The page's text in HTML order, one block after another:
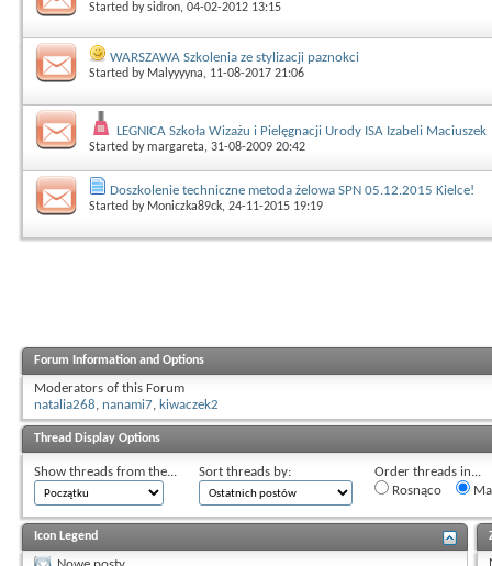
Started bysidron, 04-02-2012 13:15
WARSZAWA Szkolenia ze stylizacji paznokci
Started by Malyyyyna, 11-08-2017 21:06
LEGNICA Szkoła Wizażu i Pielęgnacji Urody ISA Izabeli Maciuszek
Started bymargareta, 31-08-2009 20:42
Doszkolenie techniczne metoda żelowa SPN 05.12.2015 Kielce!
Started by Moniczka89ck, 24-11-2015 19:19
Forum Information and Options
Moderators of this Forum
natalia268, nanami7, kiwaczek2
Thread Display Options
Show threads from the... Sort threads by:
Order threads in...
Rosnąco
Icon Legend